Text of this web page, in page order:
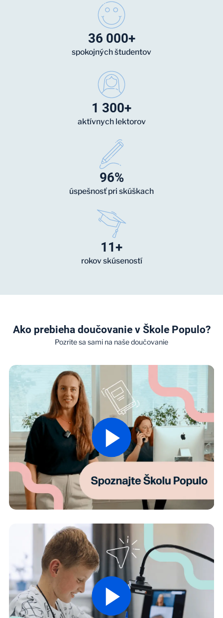
36 000+
spokojných študentov
1 300+
aktívnych lektorov
96%
úspešnosť pri skúškach
11+
rokov skúseností
Ako prebieha doučovanie v Škole Populo?
Pozrite sa sami na naše doučovanie